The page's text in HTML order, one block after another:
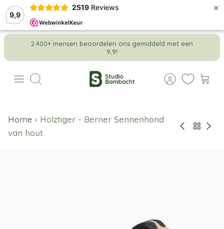
9,9
2519 Reviews ×
Meteen
de
content
2.400+ mensen beoordelen ons gemiddeld met een
9,9!
Zoeken
Home › Holztiger - Berner Sennenhond
van hout